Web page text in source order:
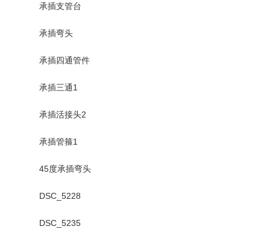
承插支管台
承插弯头
承插四通管件
承插三通1
承插活接头2
承插管箍1
45度承插弯头
DSC_5228
DSC_5235